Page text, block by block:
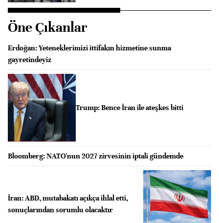
Öne Çıkanlar
Erdoğan: Yeteneklerimizi ittifakın hizmetine sunma
gayretindeyiz
Trump: Bence İran ile ateşkes bitti
Bloomberg: NATO'nun 2027 zirvesinin iptali gündemde
İran: ABD, mutabakatı açıkça ihlal etti,
sonuçlarından sorumlu olacaktır